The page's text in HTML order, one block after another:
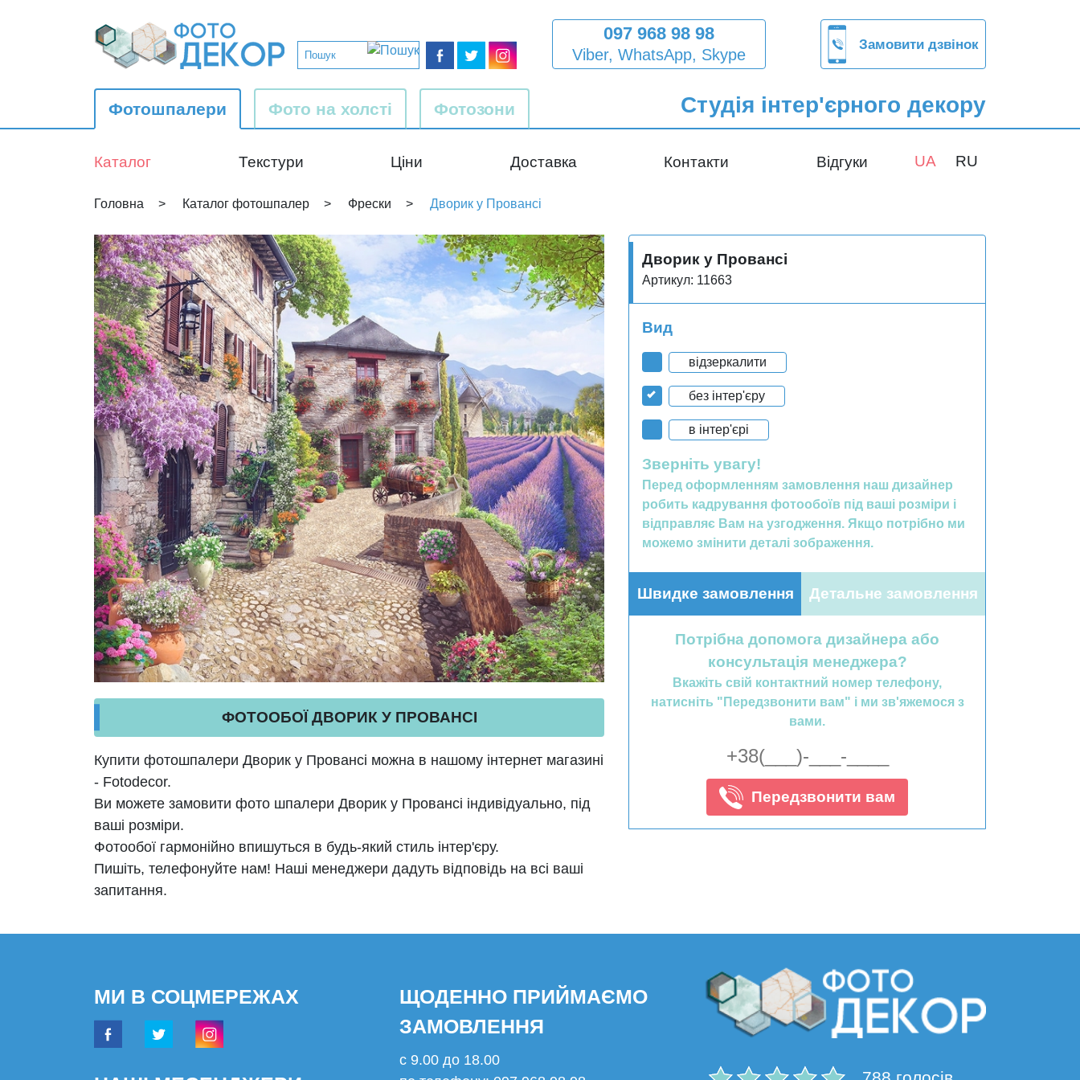
097 968 98 98
Viber, WhatsApp, Skype
Замовити дзвінок
Фотошпалери Фото на холсті Фотозони Студія інтер'єрного декору
Каталог Текстури Ціни Доставка Контакти Відгуки UA RU
Головна Каталог фотошпалер Фрески Дворик у Провансі
ФОТООБОЇ ДВОРИК У ПРОВАНСІ
Купити фотошпалери Дворик у Провансі можна в нашому інтернет магазині
- Fotodecor.
Ви можете замовити фото шпалери Дворик у Провансі індивідуально, під
ваші розміри.
Фотообої гармонійно впишуться в будь-який стиль інтер'єру.
Пишіть, телефонуйте нам! Наші менеджери дадуть відповідь на всі ваші
запитання.
Дворик у Провансі
Артикул: 11663
Вид
відзеркалити
без інтер'єру
в інтер'єрі
Зверніть увагу!
Перед оформленням замовлення наш дизайнер
робить кадрування фотообоїв під ваші розміри і
відправляє Вам на узгодження. Якщо потрібно ми
можемо змінити деталі зображення.
Швидке замовлення Детальне замовлення
Потрібна допомога дизайнера або
консультація менеджера?
Вкажіть свій контактний номер телефону,
натисніть "Передзвонити вам" і ми зв'яжемося з
вами.
Передзвонити вам
МИ В СОЦМЕРЕЖАХ
ЩОДЕННО ПРИЙМАЄМО
ЗАМОВЛЕННЯ
с 9.00 до 18.00